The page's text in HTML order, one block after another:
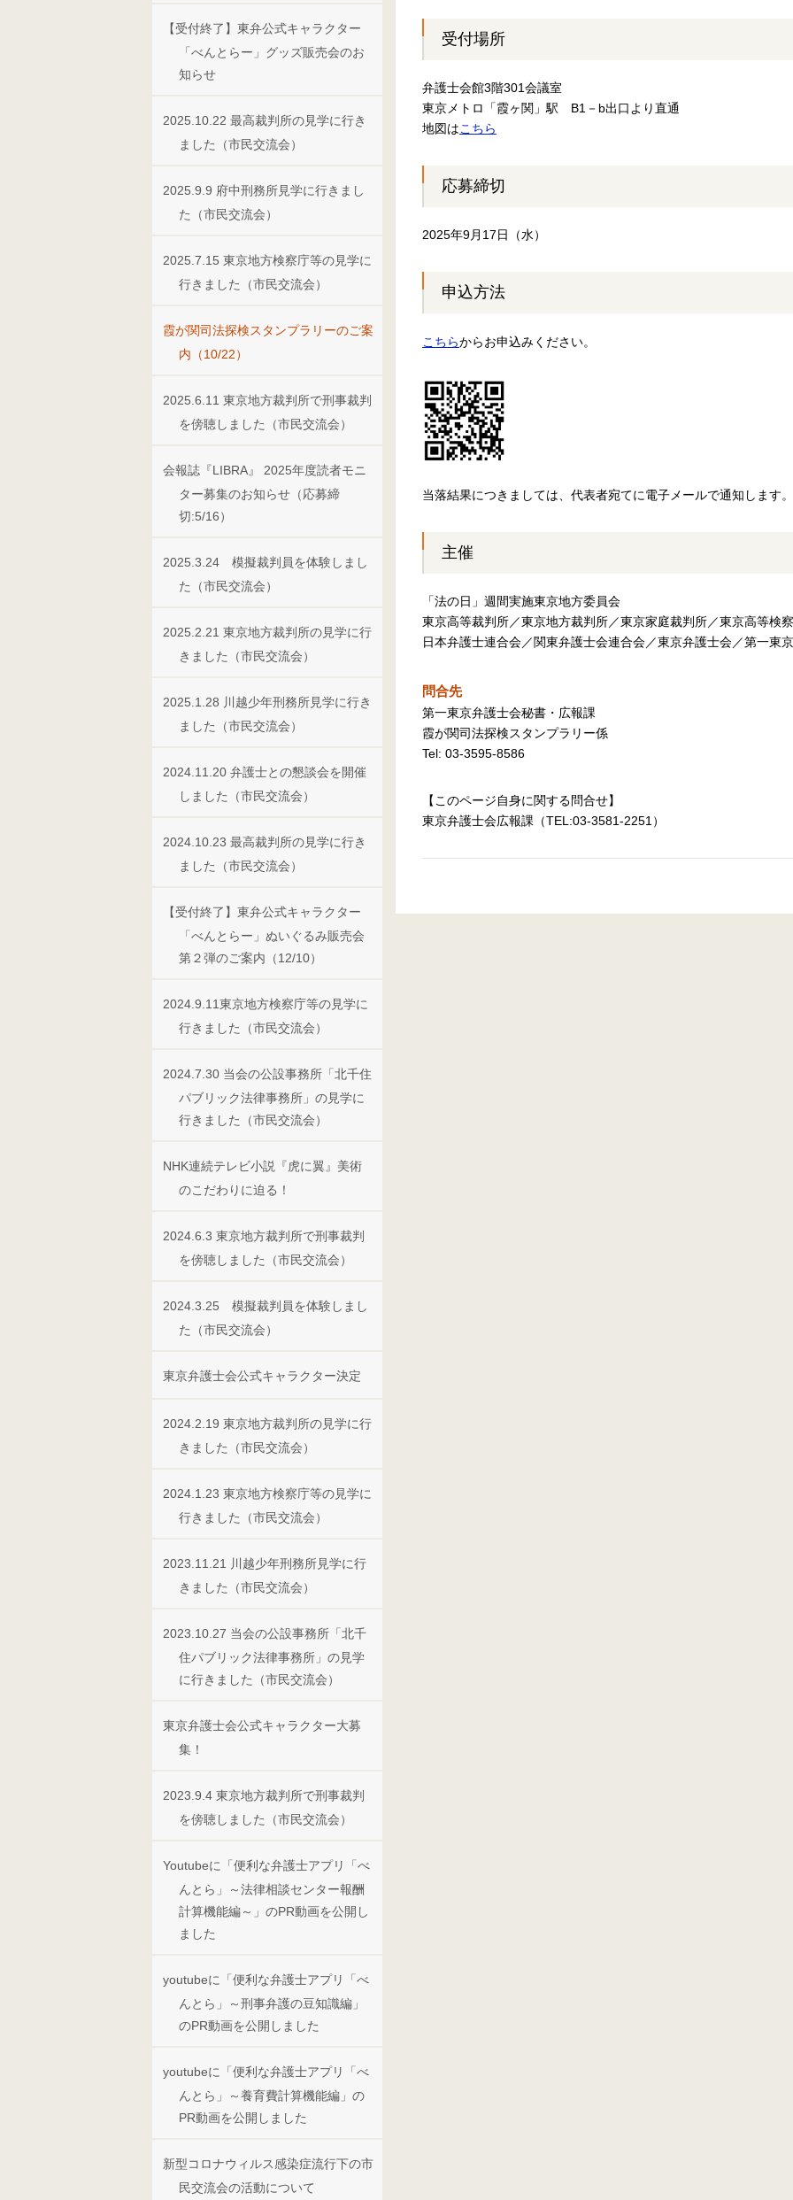
【受付終了】東弁公式キャラクター
「べんとらー」グッズ販売会のお
知らせ
2025.10.22 最高裁判所の見学に行き
ました（市民交流会）
2025.9.9 府中刑務所見学に行きまし
た（市民交流会）
2025.7.15 東京地方検察庁等の見学に
行きました（市民交流会）
霞が関司法探検スタンプラリーのご案
内（10/22）
2025.6.11 東京地方裁判所で刑事裁判
を傍聴しました（市民交流会）
会報誌『LIBRA』 2025年度読者モニ
ター募集のお知らせ（応募締
切:5/16）
2025.3.24 模擬裁判員を体験しまし
た（市民交流会）
2025.2.21 東京地方裁判所の見学に行
きました（市民交流会）
2025.1.28 川越少年刑務所見学に行き
ました（市民交流会）
2024.11.20 弁護士との懇談会を開催
しました（市民交流会）
2024.10.23 最高裁判所の見学に行き
ました（市民交流会）
【受付終了】東弁公式キャラクター
「べんとらー」ぬいぐるみ販売会
第２弾のご案内（12/10）
2024.9.11東京地方検察庁等の見学に
行きました（市民交流会）
2024.7.30 当会の公設事務所「北千住
パブリック法律事務所」の見学に
行きました（市民交流会）
NHK連続テレビ小説『虎に翼』美術
のこだわりに迫る！
2024.6.3 東京地方裁判所で刑事裁判
を傍聴しました（市民交流会）
2024.3.25 模擬裁判員を体験しまし
た（市民交流会）
東京弁護士会公式キャラクター決定
2024.2.19 東京地方裁判所の見学に行
きました（市民交流会）
2024.1.23 東京地方検察庁等の見学に
行きました（市民交流会）
2023.11.21 川越少年刑務所見学に行
きました（市民交流会）
2023.10.27 当会の公設事務所「北千
住パブリック法律事務所」の見学
に行きました（市民交流会）
東京弁護士会公式キャラクター大募
集！
2023.9.4 東京地方裁判所で刑事裁判
を傍聴しました（市民交流会）
Youtubeに「便利な弁護士アプリ「べ
んとら」～法律相談センター報酬
計算機能編～」のPR動画を公開し
ました
youtubeに「便利な弁護士アプリ「べ
んとら」～刑事弁護の豆知識編」
のPR動画を公開しました
youtubeに「便利な弁護士アプリ「べ
んとら」～養育費計算機能編」の
PR動画を公開しました
新型コロナウィルス感染症流行下の市
民交流会の活動について
受付場所
弁護士会館3階301会議室
東京メトロ「霞ヶ関」駅 B1－b出口より直通
地図はこちら
応募締切
2025年9月17日（水）
申込方法
こちらからお申込みください。
当落結果につきましては、代表者宛てに電子メールで通知します。
主催
「法の日」週間実施東京地方委員会
東京高等裁判所／東京地方裁判所／東京家庭裁判所／東京高等検
日本弁護士連合会／関東弁護士会連合会／東京弁護士会／第一東
問合先
第一東京弁護士会秘書・広報課
霞が関司法探検スタンプラリー係
Tel: 03-3595-8586
【このページ自身に関する問合せ】
東京弁護士会広報課（TEL:03-3581-2251）